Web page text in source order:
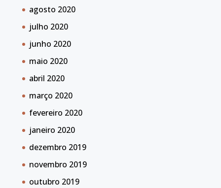
agosto 2020
julho 2020
junho 2020
maio 2020
abril 2020
março 2020
fevereiro 2020
janeiro 2020
dezembro 2019
novembro 2019
outubro 2019